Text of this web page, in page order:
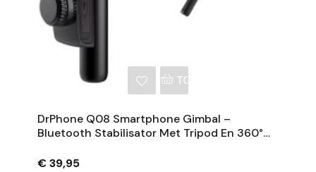
TOEVOEGEN AAN
DrPhone Q08 Smartphone Gimbal –
Bluetooth Stabilisator Met Tripod En 360°
€ 39,95